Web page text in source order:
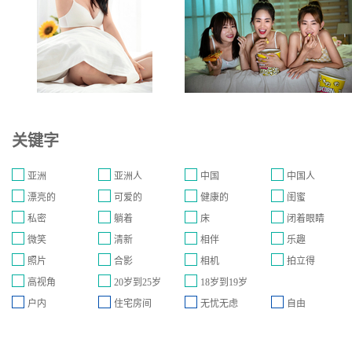
关键字
亚洲 亚洲人 中国
中国人
漂亮的
可爱的 健康的
闺蜜
私密
躺着 床
闭着眼睛
微笑
清新 相伴
乐趣
照片
合影 相机
拍立得
高视角
20岁到25岁
18岁到19岁
户内
住宅房间 无忧无虑 自由